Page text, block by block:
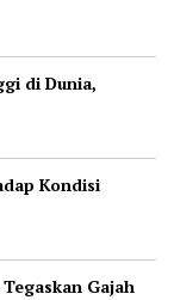
di Dunia,
Kondisi
Gajah